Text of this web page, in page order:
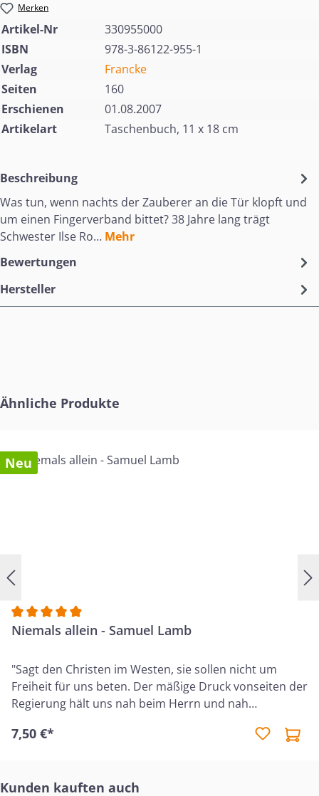
Merken
Artikel-Nr
330955000
ISBN
978-3-86122-955-1
Verlag
Francke
Seiten
160
Erschienen
01.08.2007
Artikelart
Taschenbuch, 11 x 18 cm
Beschreibung
Was tun, wenn nachts der Zauberer an die Tür klopft und
um einen Fingerverband bittet? 38 Jahre lang trägt
Schwester Ilse Ro… Mehr
Bewertungen
Hersteller
Produktgalerie überspringen
Ähnliche Produkte
Neu
Durchschnittliche Bewertung von 4.9 von 5 Sternen
Niemals allein - Samuel Lamb
"Sagt den Christen im Westen, sie sollen nicht um
Freiheit für uns beten. Der mäßige Druck vonseiten der
Regierung hält uns nah beim Herrn und nah
und die Situation der Christen in China kann man nur
zierlich gebaute Mann war fröhlich, gelassen und auch
7,50 €*
Produktgalerie überspringen
Kunden kauften auch